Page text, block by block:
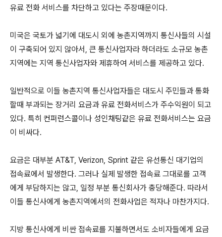
유료 전화 서비스를 차단하고 있다는 주장때문이다.
미국은 국토가 넓기에 대도시 외에 농촌지역까지 통신사들의 시설
이 구축되어 있지 않아서, 큰 통신사업자라 하더라도 소규모 농촌
지역에는 지역 통신사업자와 제휴하여 서비스를 제공하고 있다.
일반적으로 이들 농촌지역 통신사업자들은 대도시 주민들과 통화
할때 부과되는 장거리 요금과 유료 전화서비스가 주수익원이 되고
있다. 특히 컨퍼런스콜이나 성인채팅같은 유료 전화서비스는 요금
이 비싸다.
요금은 대부분 AT&T, Verizon, Sprint 같은 유선통신 대기업의
접속료에서 발생한다. 그러나 실제 발생한 접속료 그대로를 고객
에게 부담하지는 않고, 일정 부분 통신회사가 충당해준다. 따라서
이들 통신사에게 농촌지역에서의 전화사업은 적자나 마찬가지다.
지방 통신사에게 비싼 접속료를 지불하면서도 소비자들에게 요금